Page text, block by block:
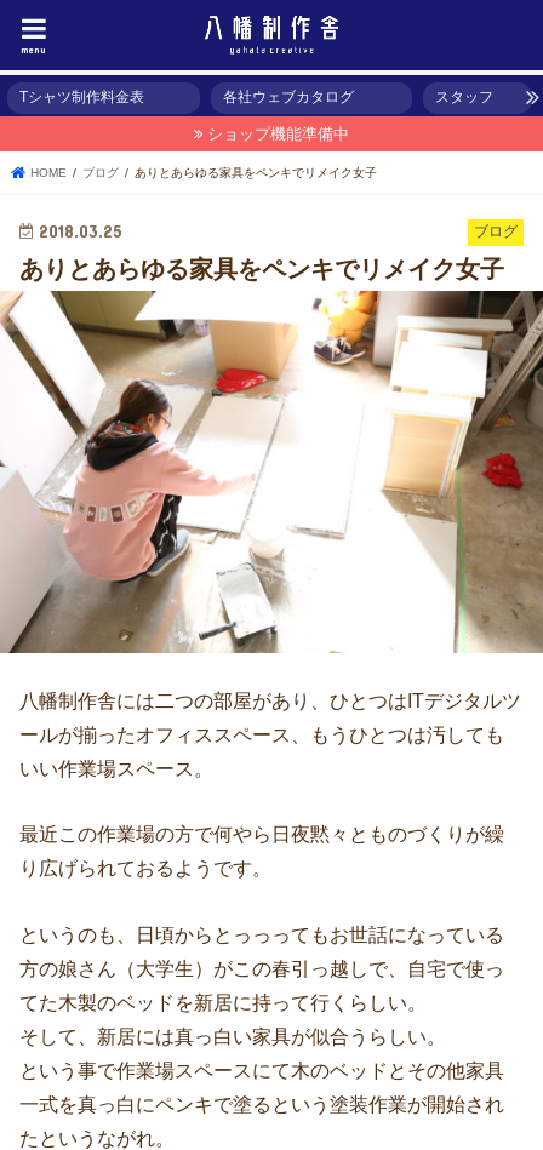
menu
Tシャツ制作料金表 各社ウェブカタログ スタッフ
ショップ機能準備中
HOME ブログ ありとあらゆる家具をペンキでリメイク女子
ブログ
2018.03.25
ありとあらゆる家具をペンキでリメイク女子
八幡制作舎には二つの部屋があり、ひとつはITデジタルツ
ールが揃ったオフィススペース、もうひとつは汚しても
いい作業場スペース。
最近この作業場の方で何やら日夜黙々とものづくりが繰
り広げられておるようです。
というのも、日頃からとっっってもお世話になっている
方の娘さん（大学生）がこの春引っ越しで、自宅で使っ
てた木製のベッドを新居に持って行くらしい。
そして、新居には真っ白い家具が似合うらしい。
という事で作業場スペースにて木のベッドとその他家具
一式を真っ白にペンキで塗るという塗装作業が開始され
たというながれ。